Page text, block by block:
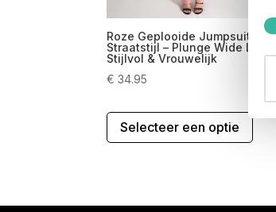
Roze Geplooide Jumpsuit
Straatstijl – Plunge Wide Leg –
Stijlvol & Vrouwelijk
€ 34.95
Selecteer een optie
heeft